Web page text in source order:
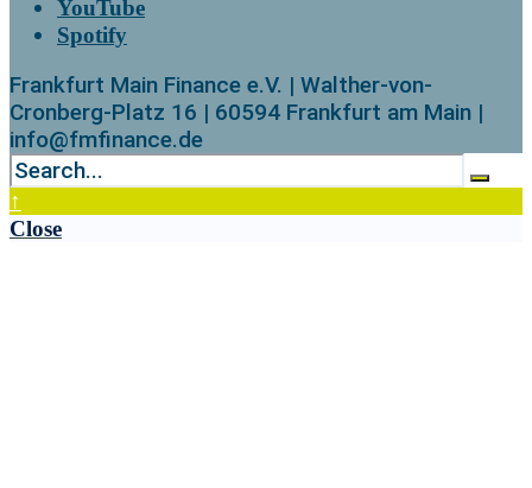
YouTube
Spotify
Frankfurt Main Finance e.V. | Walther-von-
Cronberg-Platz 16 | 60594 Frankfurt am Main |
info@fmfinance.de
↑
Close